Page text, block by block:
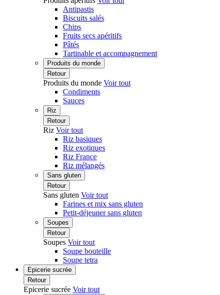
Antipastis
Biscuits salés
Chips
Fruits secs apéritifs
Pâtés
Tartinable et accompagnement
Produits du monde
Retour
Produits du monde Voir tout
Condiments
Sauces
Riz
Retour
Riz Voir tout
Riz basiques
Riz exotiques
Riz France
Riz mélangés
Sans gluten
Retour
Sans gluten Voir tout
Farines et mix sans gluten
Petit-déjeuner sans gluten
Soupes
Retour
Soupes Voir tout
Soupe bouteille
Soupe tetra
Epicerie sucrée
Retour
Epicerie sucrée Voir tout